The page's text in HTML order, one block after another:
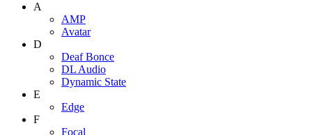
A
AMP
Avatar
D
Deaf Bonce
DL Audio
Dynamic State
E
Edge
F
Focal